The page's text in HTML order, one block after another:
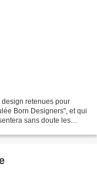
retenues pour
Born Designers", et qui
sans doute les